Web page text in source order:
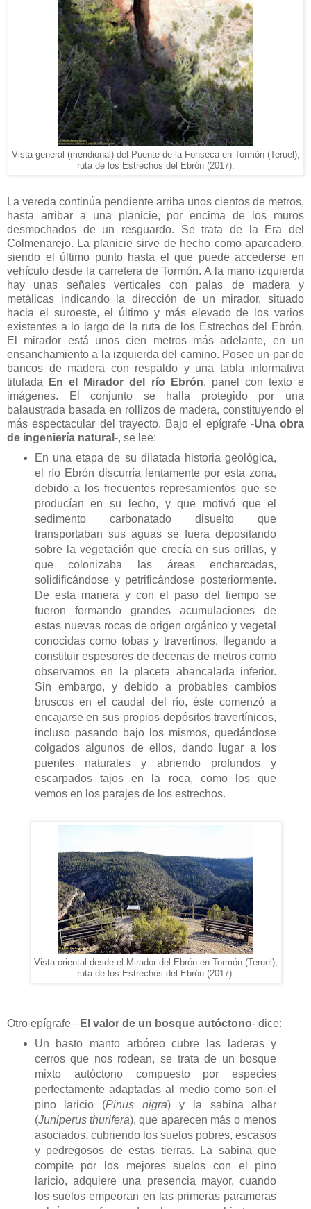
Vista general (meridional) del Puente de la Fonseca en Tormón (Teruel),
ruta de los Estrechos del Ebrón (2017).
La vereda continúa pendiente arriba unos cientos de metros,
hasta arribar a una planicie, por encima de los muros
desmochados de un resguardo. Se trata de la Era del
Colmenarejo. La planicie sirve de hecho como aparcadero,
siendo el último punto hasta el que puede accederse en
vehículo desde la carretera de Tormón. A la mano izquierda
hay unas señales verticales con palas de madera y
metálicas indicando la dirección de un mirador, situado
hacia el suroeste, el último y más elevado de los varios
existentes a lo largo de la ruta de los Estrechos del Ebrón.
El mirador está unos cien metros más adelante, en un
ensanchamiento a la izquierda del camino. Posee un par de
bancos de madera con respaldo y una tabla informativa
titulada
En el Mirador del río Ebrón, panel con texto e
imágenes. El conjunto se halla protegido por una
balaustrada basada en rollizos de madera, constituyendo el
más espectacular del trayecto. Bajo el epígrafe -Una obra
de ingeniería natural -, se lee:
En una etapa de su dilatada historia geológica,
el río Ebrón discurría lentamente por esta zona,
debido a los frecuentes represamientos que se
producían en su lecho, y que motivó que el
sedimento carbonatado disuelto que
transportaban sus aguas se fuera depositando
sobre la vegetación que crecía en sus orillas, y
que colonizaba las áreas encharcadas,
solidificándose y petrificándose posteriormente.
De esta manera y con el paso del tiempo se
fueron formando grandes acumulaciones de
estas nuevas rocas de origen orgánico y vegetal
conocidas como tobas y travertinos, llegando a
constituir espesores de decenas de metros como
observamos en la placeta abancalada inferior.
Sin embargo, y debido a probables cambios
bruscos en el caudal del río, éste comenzó a
encajarse en sus propios depósitos travertínicos,
incluso pasando bajo los mismos, quedándose
colgados algunos de ellos, dando lugar a los
puentes naturales y abriendo profundos y
escarpados tajos en la roca, como los que
vemos en los parajes de los estrechos.
Vista oriental desde el Mirador del Ebrón en Tormón (Teruel),
ruta de los Estrechos del Ebrón (2017).
Otro epígrafe –El valor de un bosque autóctono- dice:
Un basto manto arbóreo cubre las laderas y
cerros que nos rodean, se trata de un bosque
mixto autóctono compuesto por especies
perfectamente adaptadas al medio como son el
pino laricio (Pinus nigra) y la sabina albar
(Juniperus thurifera), que aparecen más o menos
asociados, cubriendo los suelos pobres, escasos
y pedregosos de estas tierras. La sabina que
compite por los mejores suelos con el pino
laricio, adquiere una presencia mayor, cuando
los suelos empeoran en las primeras parameras